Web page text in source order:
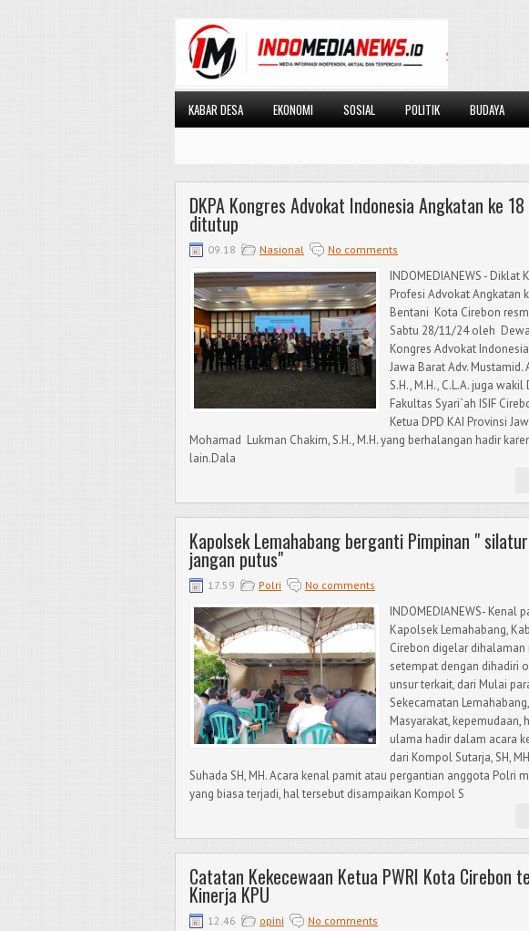
KABAR DESA EKONOMI SOSIAL POLITIK BUDAYA
DKPA Kongres Advokat Indonesia Angkatan ke
ditutup
09.18 Nasional No comments
INDOMEDIANEWS - Diklat
Profesi Advokat Angkatan
Bentani Kota Cirebon
Sabtu 28/11/24 oleh
Kongres Advokat
Jawa Barat Adv. Mustamid.
S.H., M.H., C.L.A. juga wakil
Fakultas Syari`ah ISIF
Ketua DPD KAI Provinsi
Mohamad Lukman Chakim, S.H., M.H. yang berhalangan hadir
lain.Dala
Kapolsek Lemahabang berganti Pimpinan "
jangan putus"
17.59 Polri No comments
INDOMEDIANEWS- Kenal
Kapolsek Lemahabang,
Cirebon digelar dihalaman
setempat dengan dihadiri
unsur terkait, dari Mulai
Sekecamatan
Masyarakat, kepemudaan,
ulama hadir dalam acara
dari Kompol Sutarja, SH,
Suhada SH, MH. Acara kenal pamit atau pergantian anggota Polri
yang biasa terjadi, hal tersebut disampaikan Kompol S
Catatan Kekecewaan Ketua PWRI Kota Cirebon
Kinerja KPU
12.46 opini No comments